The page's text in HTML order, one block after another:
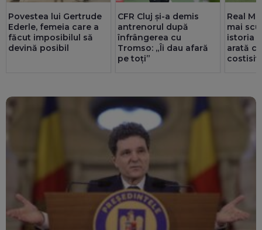
Povestea lui Gertrude
Ederle, femeia care a
făcut imposibilul să
devină posibil
CFR Cluj și-a demis
antrenorul după
înfrângerea cu
Tromso: „Îi dau afară
pe toți”
Real
mai
istoria
arată